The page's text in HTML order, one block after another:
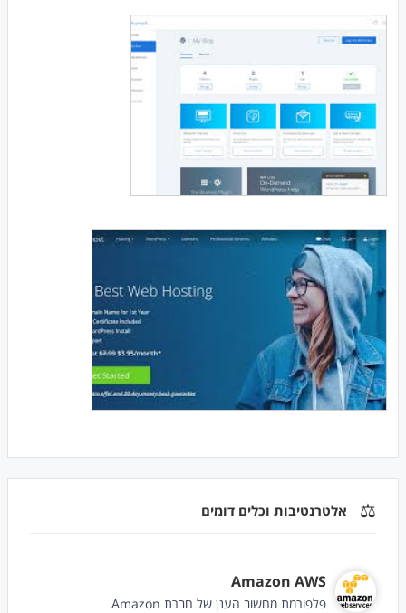
⚖️ אלטרנטיבות וכלים דומים
Amazon AWS
פלפורמת מחשוב הענן של חברת Amazon